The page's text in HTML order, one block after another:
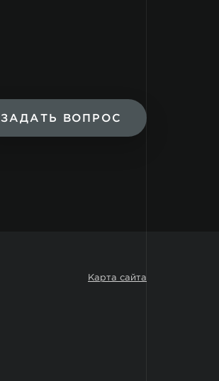
ЗАДАТЬ ВОПРОС
Карта сайта